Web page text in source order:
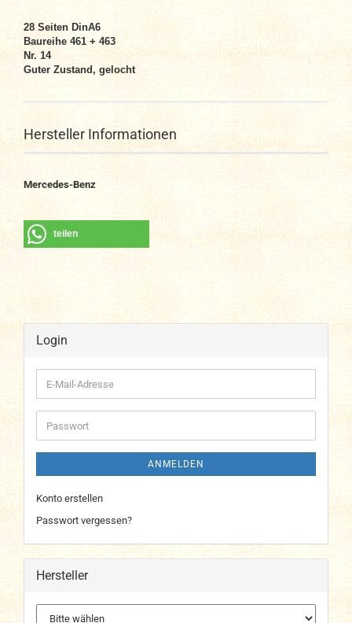
28 Seiten DinA6
Baureihe 461 + 463
Nr. 14
Guter Zustand, gelocht
Hersteller Informationen
Mercedes-Benz
teilen
Login
E-
Mail-
Adresse
Passwort
ANMELDEN
Konto erstellen
Passwort vergessen?
Hersteller